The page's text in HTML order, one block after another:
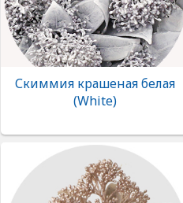
Скиммия крашеная белая
(White)